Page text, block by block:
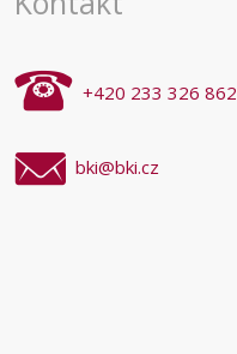
+420 233 326 862
bki@bki.cz